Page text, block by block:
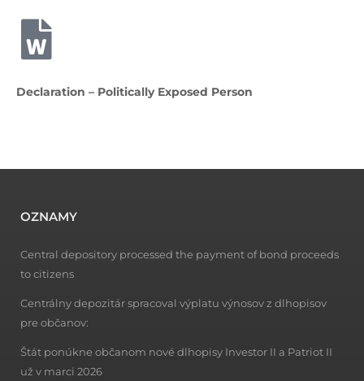
Declaration – Politically Exposed Person
OZNAMY
Central depository processed the payment of bond proceeds
to citizens
Centrálny depozitár spracoval výplatu výnosov z dlhopisov
pre občanov:
Štát ponúkne občanom nové dlhopisy Investor II a Patriot II
už v marci 2026